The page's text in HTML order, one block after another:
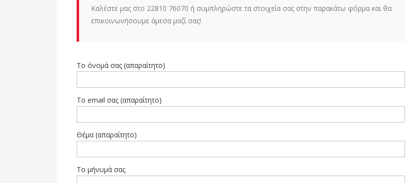
Καλέστε μας στο 22810 76070 ή συμπληρώστε τα στοιχεία σας στην παρακάτω φόρμα και θα
επικοινωνήσουμε άμεσα μαζί σας!
Το όνομά σας (απαραίτητο)
Το email σας (απαραίτητο)
Θέμα (απαραίτητο)
Το μήνυμά σας